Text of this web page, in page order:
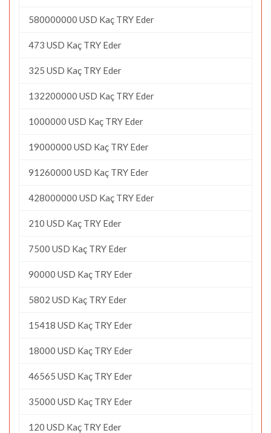
580000000 USD Kaç TRY Eder
473 USD Kaç TRY Eder
325 USD Kaç TRY Eder
132200000 USD Kaç TRY Eder
1000000 USD Kaç TRY Eder
19000000 USD Kaç TRY Eder
91260000 USD Kaç TRY Eder
428000000 USD Kaç TRY Eder
210 USD Kaç TRY Eder
7500 USD Kaç TRY Eder
90000 USD Kaç TRY Eder
5802 USD Kaç TRY Eder
15418 USD Kaç TRY Eder
18000 USD Kaç TRY Eder
46565 USD Kaç TRY Eder
35000 USD Kaç TRY Eder
120 USD Kaç TRY Eder